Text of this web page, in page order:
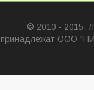
© 2010 - 2015.
принадлежат ООО